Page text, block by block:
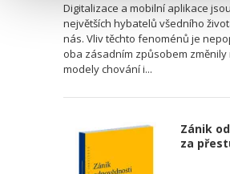
Digitalizace a mobilní aplikace
největších hybatelů všedního
nás. Vliv těchto fenoménů je
oba zásadním způsobem
modely chování i...
Zánik
za